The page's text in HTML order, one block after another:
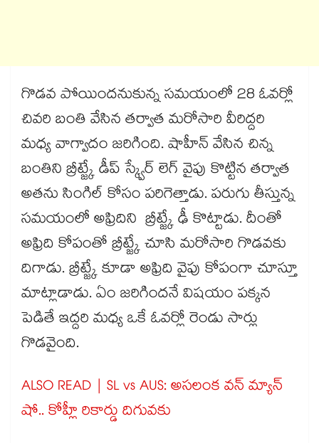
గొడవ పోయిందనుకున్న సమయంలో 28 ఓవర్లో
చివరి బంతి వేసిన తర్వాత మరోసారి వీరిద్దరి
మధ్య వాగ్వాదం జరిగింది. షాహీన్ వేసిన చిన్న
బంతిని బ్రీట్జ్కే డీప్ స్క్వేర్ లెగ్ వైపు కొట్టిన తర్వాత
అతను సింగిల్ కోసం పరిగెత్తాడు. పరుగు తీస్తున్న
సమయంలో అఫ్రిదిని బ్రీట్జ్కే ఢీ కొట్టాడు. దీంతో
అఫ్రిది కోపంతో బ్రీట్జ్కే చూసి మరోసారి గొడవకు
దిగాడు. బ్రీట్జ్కే కూడా అఫ్రిది వైపు కోపంగా చూస్తూ
మాట్లాడాడు. ఏం జరిగిందనే విషయం పక్కన
పెడితే ఇద్దరి మధ్య ఒకే ఓవర్లో రెండు సార్లు
గొడవైంది.
ALSO READ | SL vs AUS: అసలంక వన్ మ్యాన్
షో.. కోహ్లీ రికార్డు దిగువకు